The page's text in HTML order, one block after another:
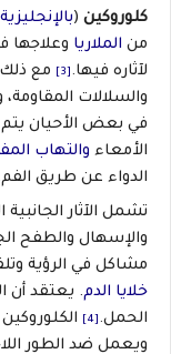
كلوروكين (بالإنجليزية
من الملاريا وعلاجها
لآثاره فيها.
مع ذلك
والسلالات
في بعض الأحيان
الأمعاء والتهاب
الدواء عن طريق
تشمل الآثار
والإسهال والطفح
مشاكل في الرؤية
خلايا الدم. يعتقد أن
الحمل.[4]
ويعمل ضد الطور